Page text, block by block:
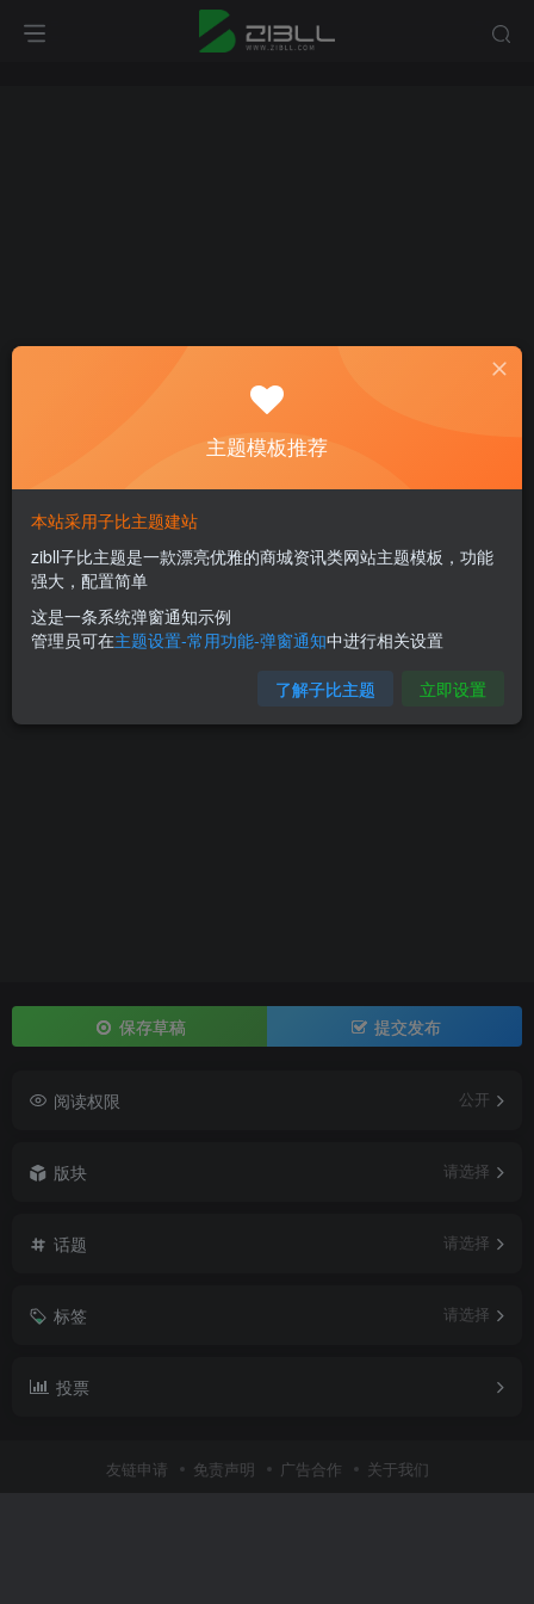
登录 注册
保存草稿 提交发布
阅读权限 公开
版块 请选择
话题 请选择
标签 请选择
投票
友链申请 免责声明 广告合作 关于我们
主题模板推荐
本站采用子比主题建站
zibll子比主题是一款漂亮优雅的商城资讯类网站主题模板，功能
强大，配置简单
这是一条系统弹窗通知示例
管理员可在主题设置-常用功能-弹窗通知中进行相关设置
了解子比主题 立即设置